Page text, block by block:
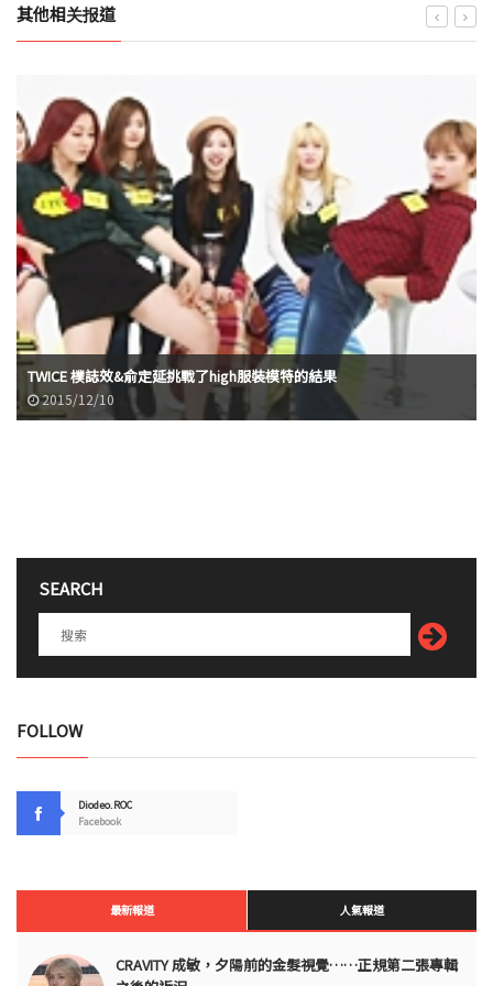
其他相关报道
TWICE 樸誌效&俞定延挑戰了high服裝模特的結果
2015/12/10
SEARCH
FOLLOW
Diodeo.ROC
Facebook
最新報道 人氣報道
CRAVITY 成敏，夕陽前的金髮視覺……正規第二張專輯